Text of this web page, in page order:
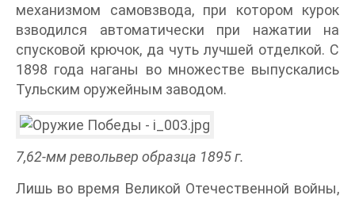
механизмом самовзвода, при котором курок
взводился автоматически при нажатии на
спусковой крючок, да чуть лучшей отделкой. С
1898 года наганы во множестве выпускались
Тульским оружейным заводом.
7,62-мм револьвер образца 1895 г.
Лишь во время Великой Отечественной войны,